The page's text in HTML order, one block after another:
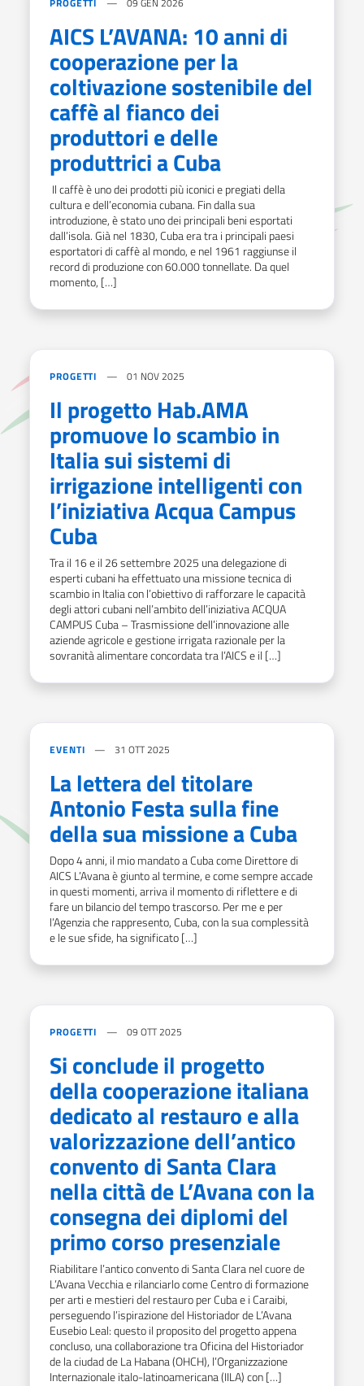
AICS L’AVANA: 10 anni di
cooperazione per la
coltivazione sostenibile del
caffè al fianco dei
produttori e delle
produttrici a Cuba
Il caffè è uno dei prodotti più iconici e pregiati della
cultura e dell’economia cubana. Fin dalla sua
introduzione, è stato uno dei principali beni esportati
dall’isola. Già nel 1830, Cuba era tra i principali paesi
esportatori di caffè al mondo, e nel 1961 raggiunse il
record di produzione con 60.000 tonnellate. Da quel
momento, […]
PROGETTI 01 NOV 2025
Il progetto Hab.AMA
promuove lo scambio in
Italia sui sistemi di
irrigazione intelligenti con
l’iniziativa Acqua Campus
Cuba
Tra il 16 e il 26 settembre 2025 una delegazione di
esperti cubani ha effettuato una missione tecnica di
scambio in Italia con l’obiettivo di rafforzare le capacità
degli attori cubani nell’ambito dell’iniziativa ACQUA
CAMPUS Cuba – Trasmissione dell’innovazione alle
aziende agricole e gestione irrigata razionale per la
sovranità alimentare concordata tra l’AICS e il […]
EVENTI 31 OTT 2025
La lettera del titolare
Antonio Festa sulla fine
della sua missione a Cuba
Dopo 4 anni, il mio mandato a Cuba come Direttore di
AICS L’Avana è giunto al termine, e come sempre accade
in questi momenti, arriva il momento di riflettere e di
fare un bilancio del tempo trascorso. Per me e per
l’Agenzia che rappresento, Cuba, con la sua complessità
e le sue sfide, ha significato […]
PROGETTI 09 OTT 2025
Si conclude il progetto
della cooperazione italiana
dedicato al restauro e alla
valorizzazione dell’antico
convento di Santa Clara
nella città de L’Avana con la
consegna dei diplomi del
primo corso presenziale
Riabilitare l’antico convento di Santa Clara nel cuore de
L’Avana Vecchia e rilanciarlo come Centro di formazione
per arti e mestieri del restauro per Cuba e i Caraibi,
perseguendo l’ispirazione del Historiador de L’Avana
Eusebio Leal: questo il proposito del progetto appena
concluso, una collaborazione tra Oficina del Historiador
de la ciudad de La Habana (OHCH), l’Organizzazione
Internazionale italo-latinoamericana (IILA) con […]